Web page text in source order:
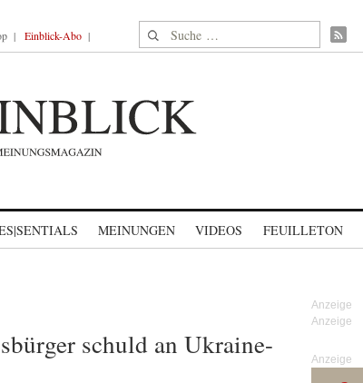
Einblick-Abo Suche nach:
MEINUNGEN VIDEOS FEUILLETON
schuld an Ukraine-
Anzeige